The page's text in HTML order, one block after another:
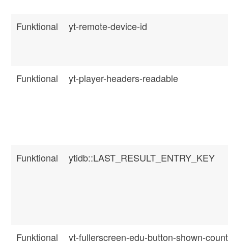
Funktional yt-remote-device-id
Funktional yt-player-headers-readable
Funktional ytidb::LAST_RESULT_ENTRY_KEY
Funktional yt-fullerscreen-edu-button-shown-count